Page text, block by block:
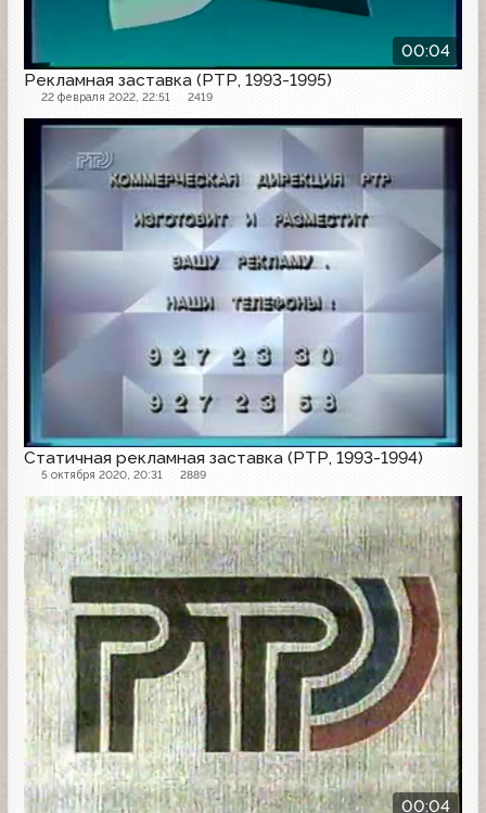
00:04
Рекламная заставка (РТР, 1993-1995)
22 февраля 2022, 22:51 2419
Статичная рекламная заставка (РТР, 1993-1994)
5 октября 2020, 20:31 2889
Рекламная заставка
00:04
Заставка